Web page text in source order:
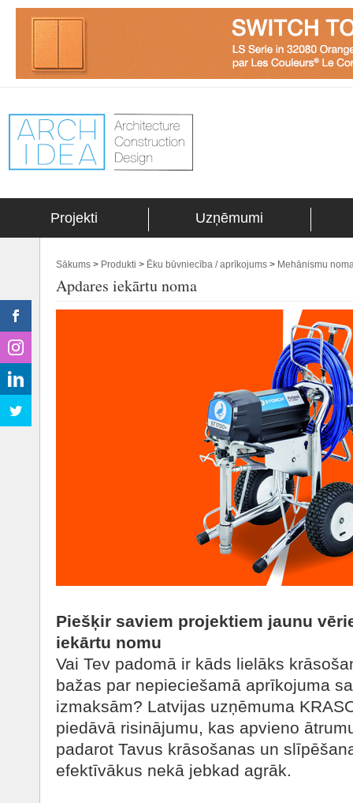
Projekti Uzņēmumi
Sākums > Produkti > Ēku būvniecība / aprīkojums > Mehānismu
Apdares iekārtu noma
Piešķir saviem projektiem jaunu
iekārtu nomu
Vai Tev padomā ir kāds lielāks
bažas par nepieciešamā aprīkojuma
izmaksām? Latvijas uzņēmuma
piedāvā risinājumu, kas apvieno
padarot Tavus krāsošanas un
efektīvākus nekā jebkad agrāk.